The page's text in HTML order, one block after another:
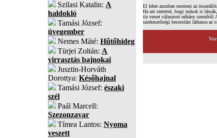
Szilasi Katalin: A
haldokló
Tamási József:
üvegember
Nemes Máté: Hűtőhideg
Türjei Zoltán: A
virrasztás bajnokai
Jusztin-Horváth
Dorottya: Későhajnal
Tamási József: északi
szél
Paál Marcell:
Szezonzavar
Tímea Lantos: Nyoma
veszett
El lehet azonban menteni az
Ha azt szeretné, hogy mások is
tíz verset választott néhány
szerkesztőségi besorolást láthassa az